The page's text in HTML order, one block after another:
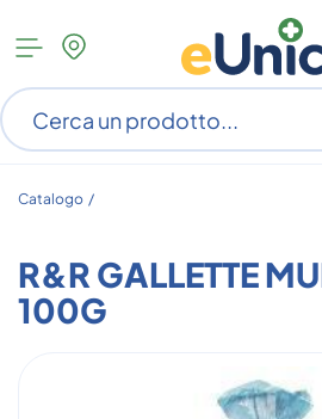
Apri
menu
categorie
Catalogo /
R&R GALLETTE
100G